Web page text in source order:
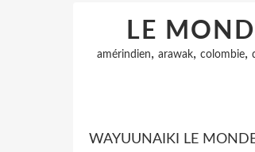
LE
amérindien, arawak, colombie,
WAYUUNAIKI LE